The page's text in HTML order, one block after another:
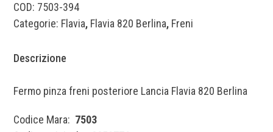
COD: 7503-394
Categorie: Flavia, Flavia 820 Berlina, Freni
Descrizione
Fermo pinza freni posteriore Lancia Flavia 820 Berlina
Codice Mara: 7503